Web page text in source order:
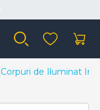
Corpuri de Iluminat